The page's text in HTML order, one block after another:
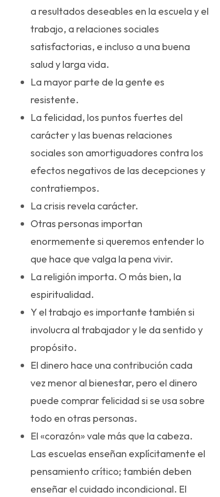
a resultados deseables en la escuela y el
trabajo, a relaciones sociales
satisfactorias, e incluso a una buena
salud y larga vida.
La mayor parte de la gente es
resistente.
La felicidad, los puntos fuertes del
carácter y las buenas relaciones
sociales son amortiguadores contra los
efectos negativos de las decepciones y
contratiempos.
La crisis revela carácter.
Otras personas importan
enormemente si queremos entender lo
que hace que valga la pena vivir.
La religión importa. O más bien, la
espiritualidad.
Y el trabajo es importante también si
involucra al trabajador y le da sentido y
propósito.
El dinero hace una contribución cada
vez menor al bienestar, pero el dinero
puede comprar felicidad si se usa sobre
todo en otras personas.
El «corazón» vale más que la cabeza.
Las escuelas enseñan explícitamente el
pensamiento crítico; también deben
enseñar el cuidado incondicional. El